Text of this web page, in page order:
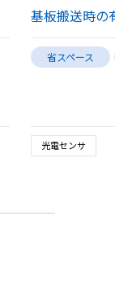
基板搬送時の
省スペース
光電センサ